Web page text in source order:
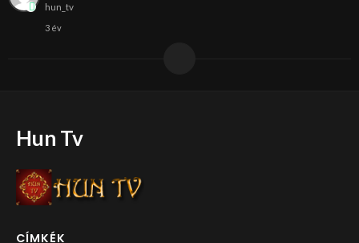
hun_tv
3 év
Hun Tv
CÍMKÉK